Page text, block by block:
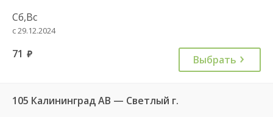
Сб,Вс
с 29.12.2024
71 руб. Выбрать
105 Калининград АВ — Светлый г.